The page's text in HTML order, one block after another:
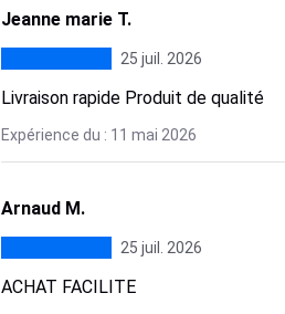
Jeanne marie T.
25 juil. 2026
Livraison rapide Produit de qualité
Expérience du : 11 mai 2026
Arnaud M.
25 juil. 2026
ACHAT FACILITE